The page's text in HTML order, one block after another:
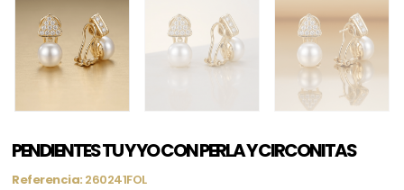
PENDIENTES TU Y YO CON PERLA Y CIRCONITAS
Referencia: 260241FOL